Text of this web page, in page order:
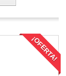
¡OFERTA!